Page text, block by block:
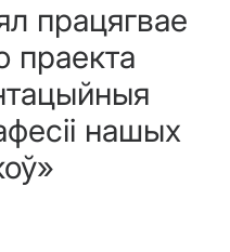
працягвае
праекта
нашых